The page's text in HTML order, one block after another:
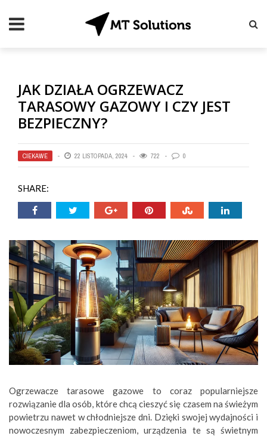
JAK DZIAŁA OGRZEWACZ
TARASOWY GAZOWY I CZY JEST
BEZPIECZNY?
CIEKAWE 22 LISTOPADA, 2024 722 0
SHARE:
Ogrzewacze tarasowe gazowe to coraz popularniejsze
rozwiązanie dla osób, które chcą cieszyć się czasem na świeżym
powietrzu nawet w chłodniejsze dni. Dzięki swojej wydajności i
nowoczesnym zabezpieczeniom, urządzenia te są świetnym